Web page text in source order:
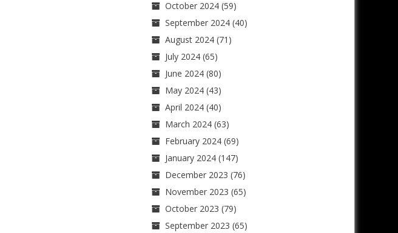
October 2024(59)
September 2024(40)
August 2024(71)
July 2024(65)
June 2024(80)
May 2024(43)
April 2024(40)
March 2024(63)
February 2024(69)
January 2024(147)
December 2023 (76)
November 2023 (65)
October 2023 (79)
September 2023 (65)